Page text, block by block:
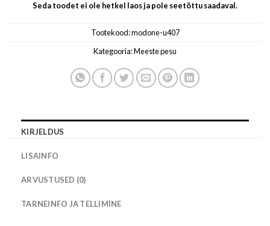
Seda toodet ei ole hetkel laos ja pole seetõttu saadaval.
Tootekood:modone-u407
Kategooria:Meeste pesu
KIRJELDUS
LISAINFO
ARVUSTUSED (0)
TARNEINFO JA TELLIMINE